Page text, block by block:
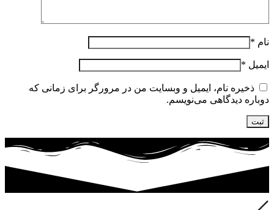
نام *
ایمیل *
ذخیره نام، ایمیل و وبسایت من در مرورگر برای زمانی که
دوباره دیدگاهی می‌نویسم.